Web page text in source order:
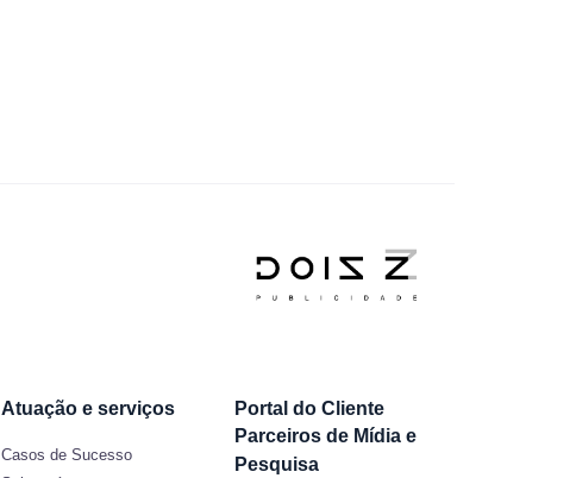
Atuação e serviços
Casos de Sucesso
Portal do Cliente
Parceiros de Mídia e
Pesquisa